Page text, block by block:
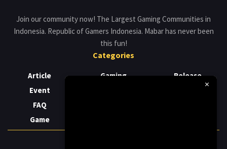
Join our community now! The Largest Gaming Communities in
Indonesia. Republic of Gamers Indonesia. Mabar has never been
this fun!
Categories
Article
Event
FAQ
Game
Gaming
Release
×